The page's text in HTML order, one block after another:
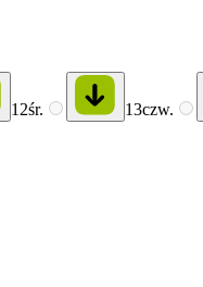
12śr. 13czw.